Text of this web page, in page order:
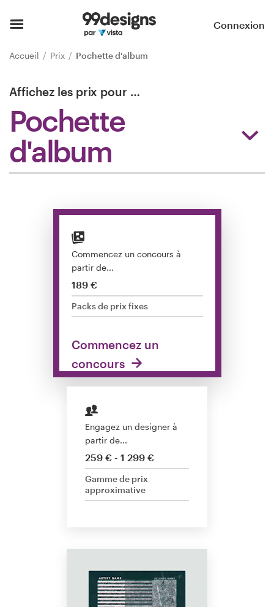
Connexion
Accueil Prix Pochette d'album
Affichez les prix pour …
Pochette
d'album
Commencez un concours à
partir de...
189 €
Packs de prix fixes
Commencez un
concours
Engagez un designer à
partir de...
259 € - 1 299 €
Gamme de prix
approximative
Parcourir les catégories
Comment ça marche ?
Trouver un designer
Inspiration
Concours de design
99designs Studio